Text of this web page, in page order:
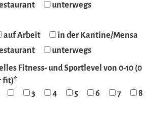
unterwegs
auf Arbeit
in der Kantine/Mensa
unterwegs
Fitness- und Sportlevel von 0-10 (0
fit)*
3 4 5 6 7
8